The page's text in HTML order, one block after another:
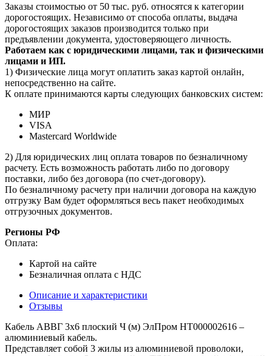
Заказы стоимостью от 50 тыс. руб. относятся к категории
дорогостоящих. Независимо от способа оплаты, выдача
дорогостоящих заказов производится только при
предъявлении документа, удостоверяющего личность.
Работаем как с юридическими лицами, так и физическими
лицами и ИП.
1) Физические лица могут оплатить заказ картой онлайн,
непосредственно на сайте.
К оплате принимаются карты следующих банковских систем:
МИР
VISA
Mastercard Worldwide
2) Для юридических лиц оплата товаров по безналичному
расчету. Есть возможность работать либо по договору
поставки, либо без договора (по счет-договору).
По безналичному расчету при наличии договора на каждую
отгрузку Вам будет оформляться весь пакет необходимых
отгрузочных документов.
Регионы РФ
Оплата:
Картой на сайте
Безналичная оплата с НДС
Описание и характеристики
Отзывы
Кабель АВВГ 3х6 плоский Ч (м) ЭлПром НТ000002616 –
алюминиевый кабель.
Представляет собой 3 жилы из алюминиевой проволоки,